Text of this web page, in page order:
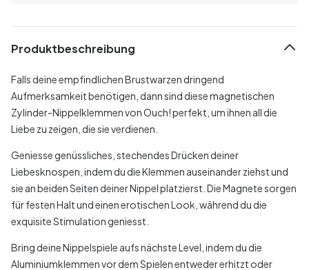
Produktbeschreibung
Falls deine empfindlichen Brustwarzen dringend
Aufmerksamkeit benötigen, dann sind diese magnetischen
Zylinder-Nippelklemmen von Ouch! perfekt, um ihnen all die
Liebe zu zeigen, die sie verdienen.
Geniesse genüssliches, stechendes Drücken deiner
Liebesknospen, indem du die Klemmen auseinander ziehst und
sie an beiden Seiten deiner Nippel platzierst. Die Magnete sorgen
für festen Halt und einen erotischen Look, während du die
exquisite Stimulation geniesst.
Bring deine Nippelspiele aufs nächste Level, indem du die
Aluminiumklemmen vor dem Spielen entweder erhitzt oder